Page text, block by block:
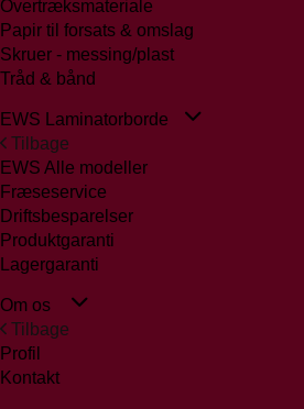
Overtræksmateriale
Papir til forsats & omslag
Skruer - messing/plast
Tråd & bånd
EWS Laminatorborde
Tilbage
EWS Alle modeller
Fræseservice
Driftsbesparelser
Produktgaranti
Lagergaranti
Om os
Tilbage
Profil
Kontakt